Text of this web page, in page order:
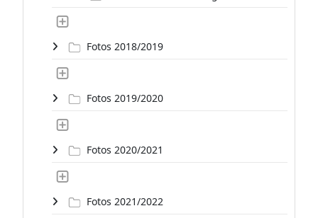
Fotos 2018/2019
Fotos 2019/2020
Fotos 2020/2021
Fotos 2021/2022